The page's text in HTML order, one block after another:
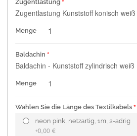
Zugentlastung
Zugentlastung Kunststoff konisch weiß
Menge
Baldachin
Baldachin - Kunststoff zylindrisch weiß
Menge
Wählen Sie die Länge des Textilkabels
neon pink, netzartig, 1m, 2-adrig
+0,00 €